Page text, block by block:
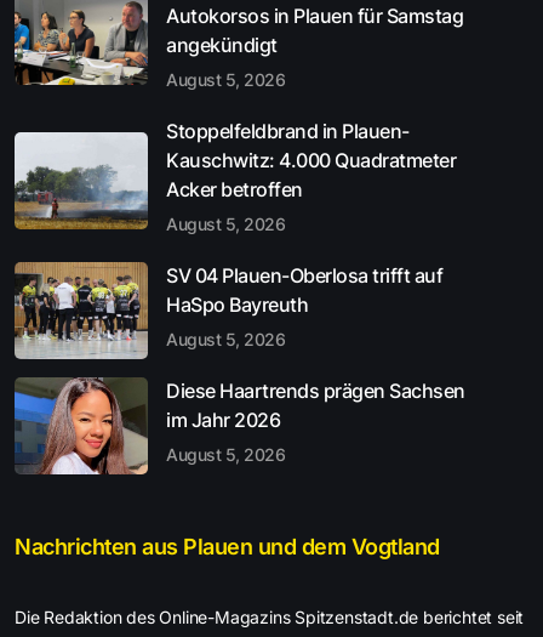
Autokorsos in Plauen für Samstag
angekündigt
August 5, 2026
Stoppelfeldbrand in Plauen-
Kauschwitz: 4.000 Quadratmeter
Acker betroffen
August 5, 2026
SV 04 Plauen-Oberlosa trifft auf
HaSpo Bayreuth
August 5, 2026
Diese Haartrends prägen Sachsen
im Jahr 2026
August 5, 2026
Nachrichten aus Plauen und dem Vogtland
Die Redaktion des Online-Magazins Spitzenstadt.de berichtet seit